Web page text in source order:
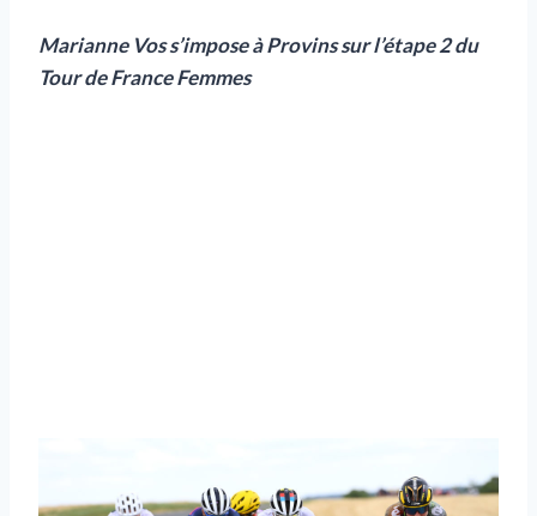
Marianne Vos s’impose à Provins sur l’étape 2 du
Tour de France Femmes